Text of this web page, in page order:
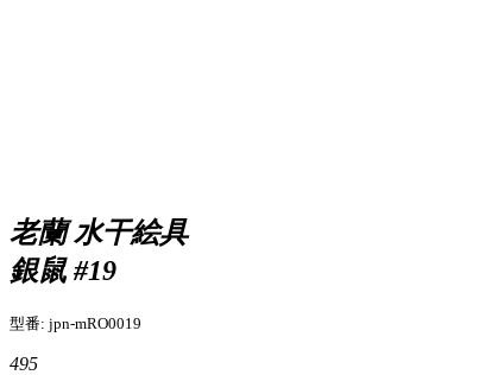
老蘭 水干絵具
銀鼠 #19
型番: jpn-mRO0019
495